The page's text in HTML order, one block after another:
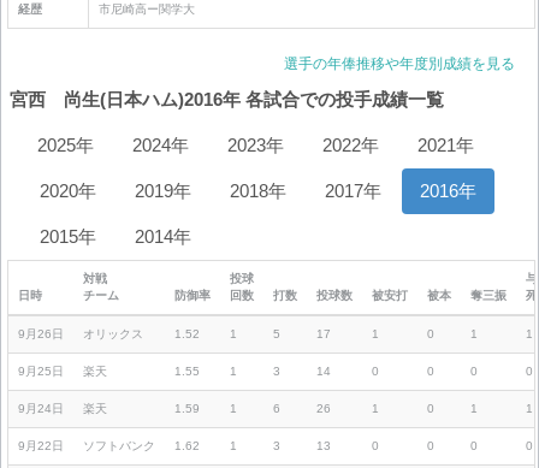
経歴 市尼崎高ー関学大
選手の年俸推移や年度別成績を見る
宮西 尚生(日本ハム)2016年 各試合での投手成績一覧
2025年 2024年 2023年 2022年 2021年
2020年 2019年 2018年 2017年 2016年
2015年 2014年
日時
対戦
チーム
防御率
投球
回数
打数 投球数 被安打 被本 奪三振
9月26日 オリックス 1.52 1 5 17 1 0 1 1
9月25日 楽天 1.55 1 3 14 0 0 0 0
9月24日 楽天 1.59 1 6 26 1 0 1 1
9月22日 ソフトバンク 1.62 1 3 13 0 0 0 0